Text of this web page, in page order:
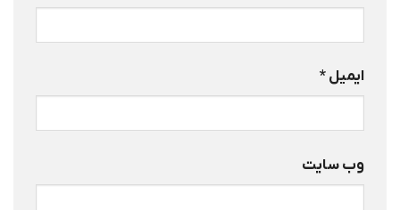
ایمیل*
وب‌ سایت